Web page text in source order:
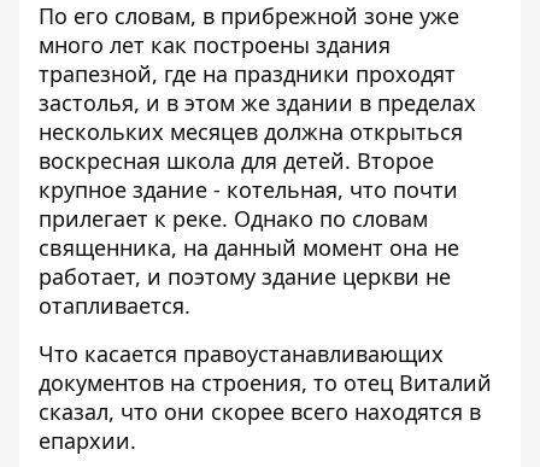
По его словам, в прибрежной зоне уже
много лет как построены здания
трапезной, где на праздники проходят
застолья, и в этом же здании в пределах
нескольких месяцев должна открыться
воскресная школа для детей. Второе
крупное здание - котельная, что почти
прилегает к реке. Однако по словам
священника, на данный момент она не
работает, и поэтому здание церкви не
отапливается.
Что касается правоустанавливающих
документов на строения, то отец Виталий
сказал, что они скорее всего находятся в
епархии.